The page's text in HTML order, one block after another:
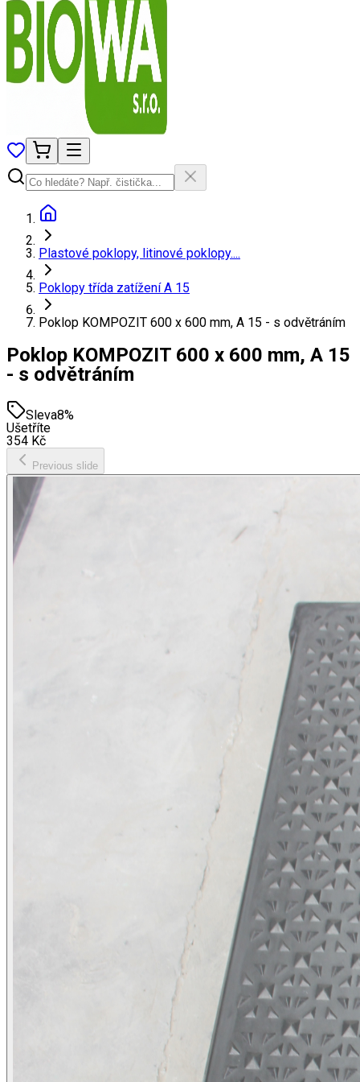
Plastové poklopy, litinové poklopy....
Poklopy třída zatížení A 15
Poklop KOMPOZIT 600 x 600 mm, A 15 - s odvětráním
Poklop KOMPOZIT 600 x 600 mm, A 15
- s odvětráním
Sleva8%
Ušetříte
354 Kč
Previous slide